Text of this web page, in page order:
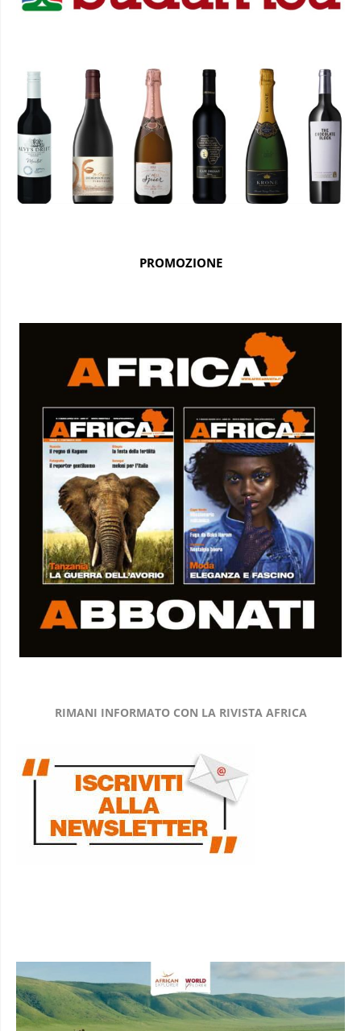
PROMOZIONE
RIMANI INFORMATO CON LA RIVISTA AFRICA